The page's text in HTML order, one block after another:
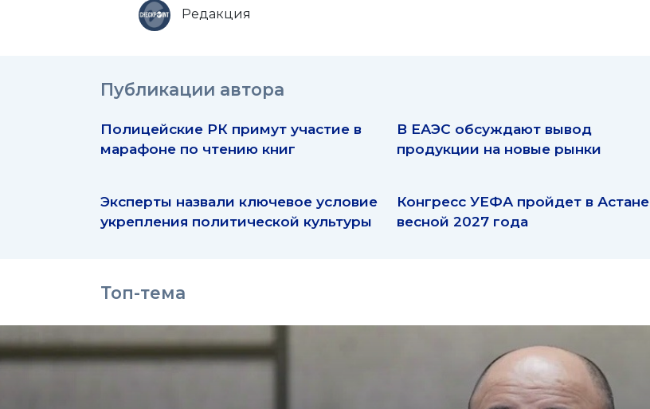
Редакция
Публикации автора
Полицейские РК примут участие в
марафоне по чтению книг
В ЕАЭС обсуждают вывод
продукции на новые рынки
Эксперты назвали ключевое условие
укрепления политической культуры
Конгресс УЕФА пройдет в Астане
весной 2027 года
Топ-тема